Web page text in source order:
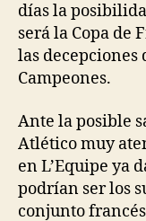
días la
será la Copa de
las decepciones
Campeones.
Ante la posible
Atlético muy
en L’Equipe ya
podrían ser los
conjunto